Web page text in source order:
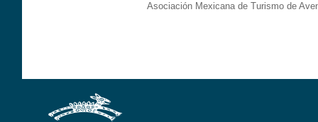
Asociación Mexicana de Turismo de